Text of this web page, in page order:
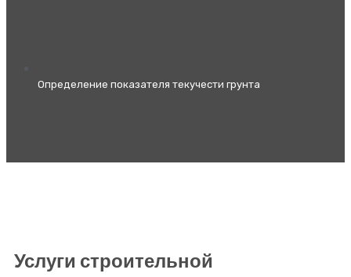
Определение показателя текучести грунта
Услуги строительной